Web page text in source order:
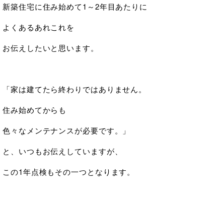
新築住宅に住み始めて1～2年目あたりに
よくあるあれこれを
お伝えしたいと思います。
「家は建てたら終わりではありません。
住み始めてからも
色々なメンテナンスが必要です。」
と、いつもお伝えしていますが、
この1年点検もその一つとなります。